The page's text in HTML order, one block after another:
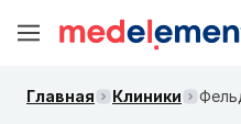
Главная Клиники